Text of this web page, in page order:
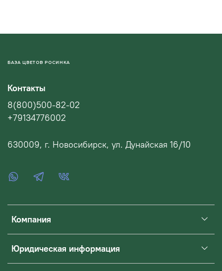
БАЗА ЦВЕТОВ РОСИНКА
Компания
Юридическая информация
Контакты
8(800)500-82-02
+79134776002
630009, г. Новосибирск, ул. Дунайская 16/10